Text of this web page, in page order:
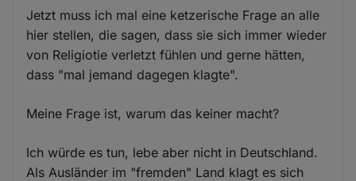
Jetzt muss ich mal eine ketzerische Frage an alle
hier stellen, die sagen, dass sie sich immer wieder
von Religiotie verletzt fühlen und gerne hätten,
dass "mal jemand dagegen klagte".
Meine Frage ist, warum das keiner macht?
Ich würde es tun, lebe aber nicht in Deutschland.
Als Ausländer im "fremden" Land klagt es sich